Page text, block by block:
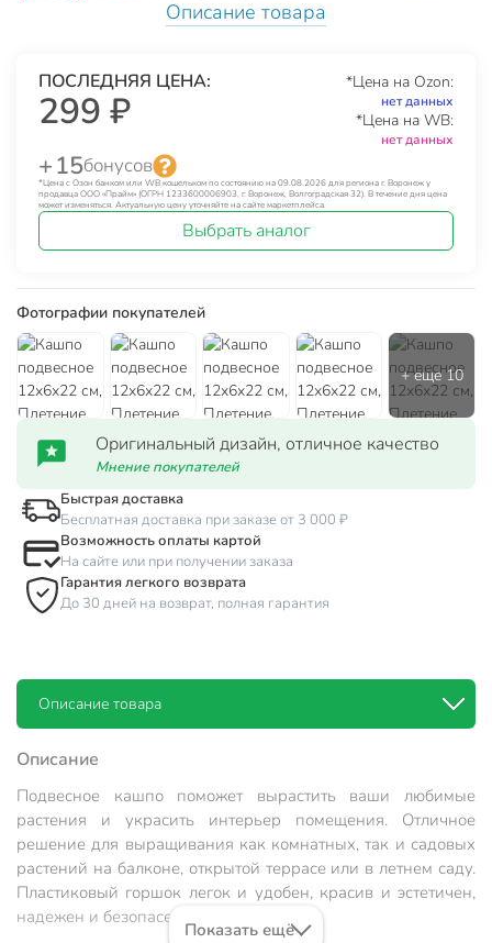
Описание товара
ПОСЛЕДНЯЯ ЦЕНА:
299 ₽
*Цена на Ozon:
нет данных
*Цена на WB:
нет данных
+ 15бонусов
*Цена с Озон банком или WB кошельком по состоянию на 09.08.2026 для региона г. Воронеж у
продавца ООО «Прайм» (ОГРН 1233600006903, г. Воронеж, Волгоградская 32). В течение дня цена
может изменяться. Актуальную цену уточняйте на сайте маркетплейса.
Выбрать аналог
Фотографии покупателей
Оригинальный дизайн, отличное качество
Мнение покупателей
Быстрая доставка
Бесплатная доставка при заказе от 3 000 ₽
Возможность оплаты картой
На сайте или при получении заказа
Гарантия легкого возврата
До 30 дней на возврат, полная гарантия
Описание товара
Описание
Подвесное кашпо поможет вырастить ваши любимые
растения и украсить интерьер помещения. Отличное
решение для выращивания как комнатных, так и садовых
растений на балконе, открытой террасе или в летнем саду.
Пластиковый горшок легок и удобен, красив и эстетичен,
надежен и безопасен.
Показать ещё